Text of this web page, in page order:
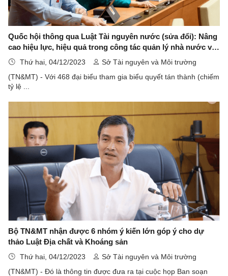
Quốc hội thông qua Luật Tài nguyên nước (sửa đổi): Nâng
cao hiệu lực, hiệu quả trong công tác quản lý nhà nước về
tài nguyên nước
Thứ hai, 04/12/2023
Sở Tài nguyên và Môi trường
(TN&MT) - Với 468 đại biểu tham gia biểu quyết tán thành (chiếm
tỷ lệ ...
Bộ TN&MT nhận được 6 nhóm ý kiến lớn góp ý cho dự
thảo Luật Địa chất và Khoáng sản
Thứ hai, 04/12/2023
Sở Tài nguyên và Môi trường
(TN&MT) - Đó là thông tin được đưa ra tại cuộc họp Ban soạn